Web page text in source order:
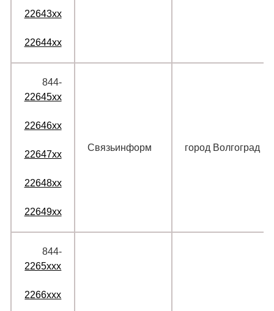
22643xx
22644xx
844‑
22645xx
22646xx
22647xx
22648xx
22649xx
Связьинформ город Волгоград
844‑
2265xxx
2266xxx